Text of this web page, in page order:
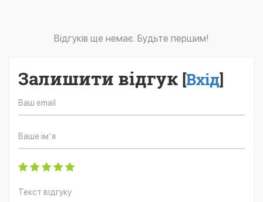
Відгуків ще немає. Будьте першим!
Залишити відгук [Вхід]